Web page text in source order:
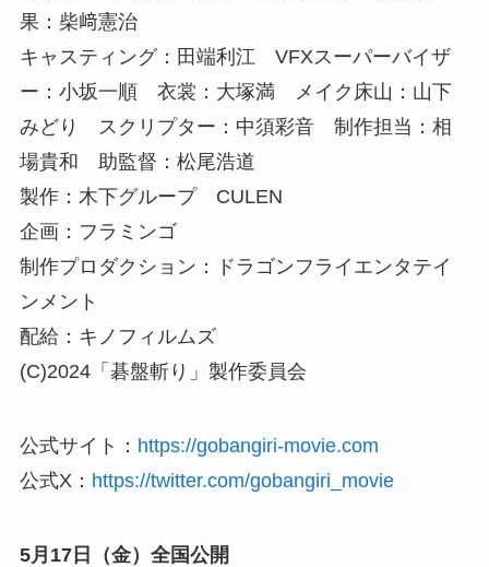
果：柴﨑憲治
キャスティング：田端利江 VFXスーパーバイザ
ー：小坂一順 衣裳：大塚満 メイク床山：山下
みどり スクリプター：中須彩音 制作担当：相
場貴和 助監督：松尾浩道
製作：木下グループ CULEN
企画：フラミンゴ
制作プロダクション：ドラゴンフライエンタテイ
ンメント
配給：キノフィルムズ
(C)2024「碁盤斬り」製作委員会
公式サイト： https://gobangiri-movie.com
公式X： https://twitter.com/gobangiri_movie
5月17日（金）全国公開